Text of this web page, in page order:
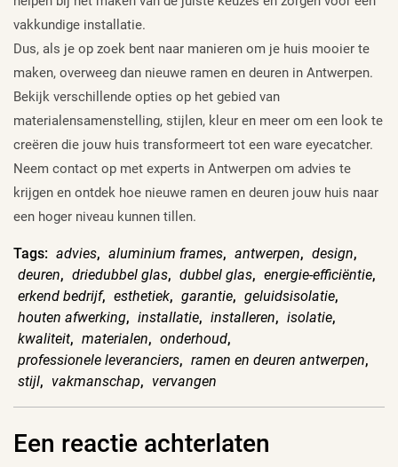
vakkundige installatie.
Dus, als je op zoek bent naar manieren om je huis mooier te
maken, overweeg dan nieuwe ramen en deuren in Antwerpen.
Bekijk verschillende opties op het gebied van
materialensamenstelling, stijlen, kleur en meer om een look te
creëren die jouw huis transformeert tot een ware eyecatcher.
Neem contact op met experts in Antwerpen om advies te
krijgen en ontdek hoe nieuwe ramen en deuren jouw huis naar
een hoger niveau kunnen tillen.
Tags: advies, aluminium frames, antwerpen, design,
deuren, driedubbel glas, dubbel glas, energie-efficiëntie,
erkend bedrijf, esthetiek, garantie, geluidsisolatie,
houten afwerking, installatie, installeren, isolatie,
kwaliteit, materialen, onderhoud,
professionele leveranciers, ramen en deuren antwerpen,
stijl, vakmanschap, vervangen
Een reactie achterlaten